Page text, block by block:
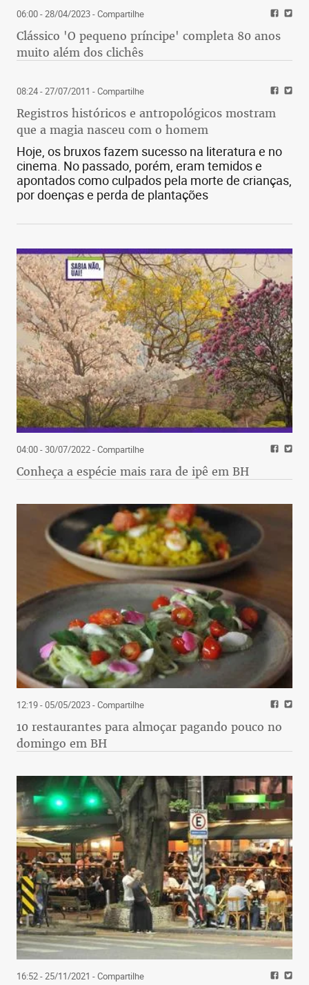
06:00 - 28/04/2023- Compartilhe
Clássico 'O pequeno príncipe' completa 80 anos
muito além dos clichês
08:24 - 27/07/2011 - Compartilhe
Registros históricos e antropológicos mostram
que a magia nasceu com o homem
Hoje, os bruxos fazem sucesso na literatura e no
cinema. No passado, porém, eram temidos e
apontados como culpados pela morte de crianças,
por doenças e perda de plantações
04:00 - 30/07/2022- Compartilhe
Conheça a espécie mais rara de ipê em BH
12:19 - 05/05/2023- Compartilhe
10 restaurantes para almoçar pagando pouco no
domingo em BH
16:52 - 25/11/2021 - Compartilhe